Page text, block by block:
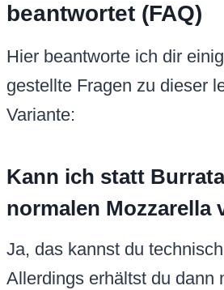
beantwortet (FAQ)
Hier beantworte ich dir
gestellte Fragen zu dieser
Variante:
Kann ich statt
normalen Mozzarella
Ja, das kannst du
Allerdings erhältst du dann